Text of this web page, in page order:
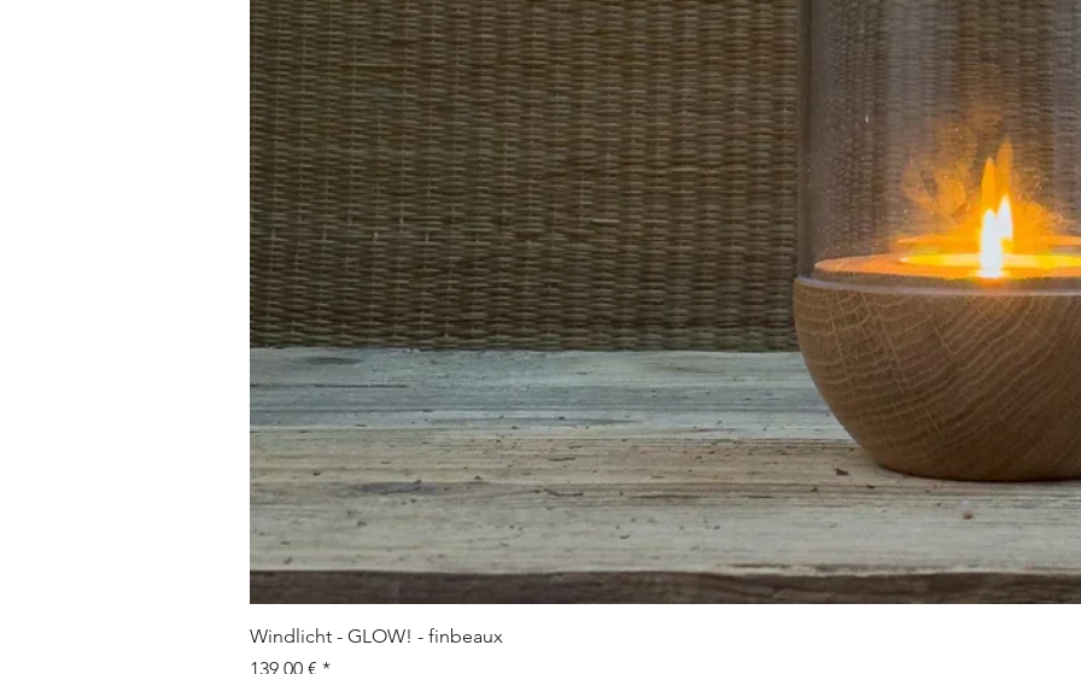
Windlicht - GLOW! - finbeaux
Prix
139,00 €